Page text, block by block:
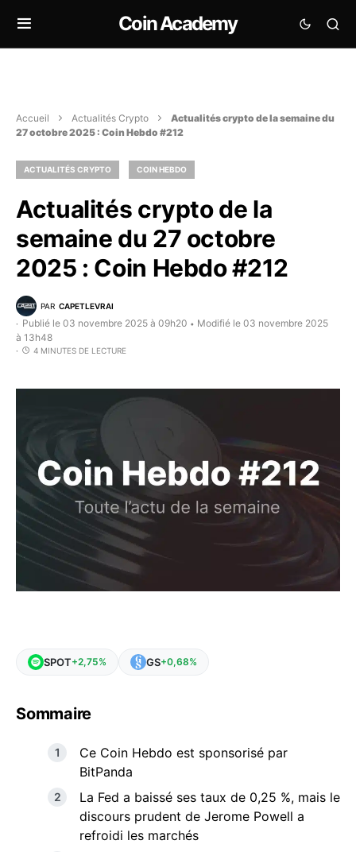
Coin Academy
Accueil Actualités Crypto
Actualités crypto de la semaine du
27 octobre 2025 : Coin Hebdo #212
ACTUALITÉS CRYPTO COIN HEBDO
Actualités crypto de la
semaine du 27 octobre
2025 : Coin Hebdo #212
PAR CAPETLEVRAI
Publié le 03 novembre 2025 à 09h20 • Modifié le 03 novembre 2025
à 13h48
4 MINUTES DE LECTURE
SPOT+2,75% GS+0,68%
Sommaire
Ce Coin Hebdo est sponsorisé par
BitPanda
La Fed a baissé ses taux de 0,25 %, mais le
discours prudent de Jerome Powell a
refroidi les marchés